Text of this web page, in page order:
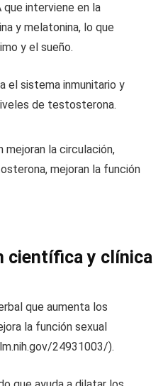
que interviene en la
y melatonina, lo que
y el sueño.
el sistema inmunitario y
de testosterona.
mejoran la circulación,
mejoran la función
científica y clínica
que aumenta los
la función sexual
24931003/).